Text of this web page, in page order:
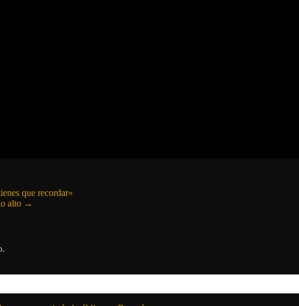
que recordar»
alto →